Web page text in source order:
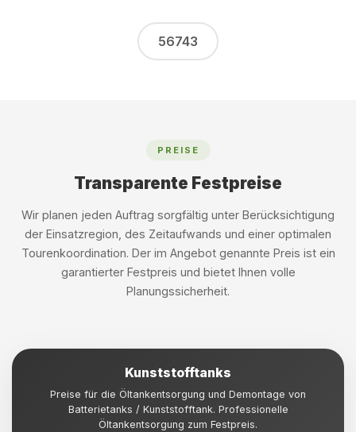
56743
PREISE
Transparente Festpreise
Wir planen jeden Auftrag sorgfältig unter Berücksichtigung
der Einsatzregion, des Zeitaufwands und einer optimalen
Tourenkoordination. Der im Angebot genannte Preis ist ein
garantierter Festpreis und bietet Ihnen volle
Planungssicherheit.
Kunststofftanks
Preise für die Öltankentsorgung und Demontage von
Batterietanks / Kunststofftank. Professionelle
Öltankentsorgung zum Festpreis.